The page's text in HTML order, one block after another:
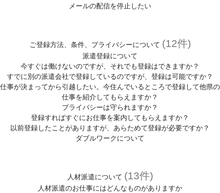
メールの配信を停止したい
ご登録方法、条件、プライバシーについて (12件)
派遣登録について
今すぐは働けないのですが、それでも登録はできますか？
すでに別の派遣会社で登録しているのですが、登録は可能ですか？
仕事が決まってから引越したい。今住んでいるところで登録して他県の
仕事を紹介してもらえますか？
プライバシーは守られますか？
登録すればすぐにお仕事を案内してもらえますか？
以前登録したことがありますが、あらためて登録が必要ですか？
ダブルワークについて
人材派遣について (13件)
人材派遣のお仕事にはどんなものがありますか